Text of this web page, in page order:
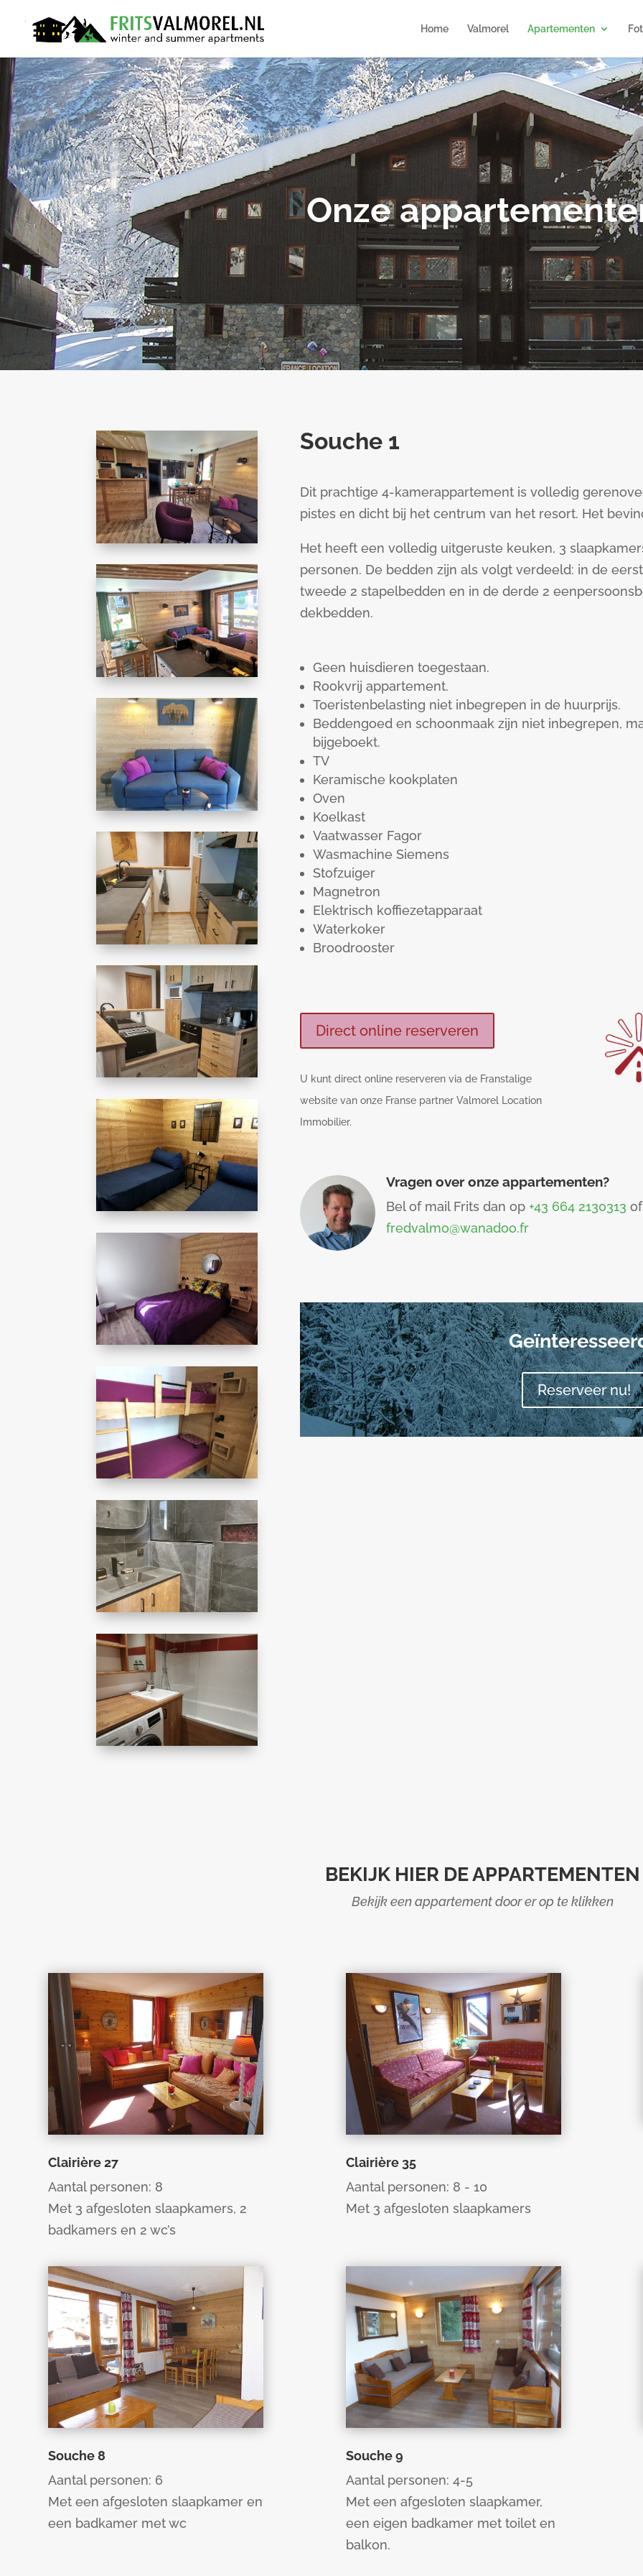
Home Valmorel Apartementen
Onze
Souche 1
Dit prachtige 4-kamerappartement is volledig
pistes en dicht bij het centrum van het resort. Het
Het heeft een volledig uitgeruste keuken, 3
personen. De bedden zijn als volgt verdeeld: in de
tweede 2 stapelbedden en in de derde 2
dekbedden.
Geen huisdieren toegestaan.
Rookvrij appartement.
Toeristenbelasting niet inbegrepen in de huurprijs.
Beddengoed en schoonmaak zijn niet inbegrepen,
bijgeboekt.
TV
Keramische kookplaten
Oven
Koelkast
Vaatwasser Fagor
Wasmachine Siemens
Stofzuiger
Magnetron
Elektrisch koffiezetapparaat
Waterkoker
Broodrooster
Direct online reserveren
U kunt direct online reserveren via de Franstalige
website van onze Franse partner Valmorel Location
Immobilier.
Vragen over onze appartementen?
Bel of mail Frits dan op +43 664 2130313
fredvalmo@wanadoo.fr
Reserveer nu!
BEKIJK HIER DE APPARTEMENTEN
Bekijk een appartement door er op te klikken
Clairière 27
Aantal personen: 8
Met 3 afgesloten slaapkamers, 2
badkamers en 2 wc’s
Souche 8
Aantal personen: 6
Met een afgesloten slaapkamer en
een badkamer met wc
Clairière 35
Aantal personen: 8 - 10
Met 3 afgesloten slaapkamers
Souche 9
Aantal personen: 4-5
Met een afgesloten slaapkamer,
een eigen badkamer met toilet en
balkon.